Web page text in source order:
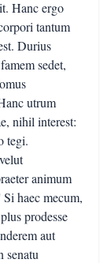
Hanc ergo
tantum
Durius
sedet,
utrum
nihil interest:
tegi.
animum
haec mecum,
prodesse
aut
senatu